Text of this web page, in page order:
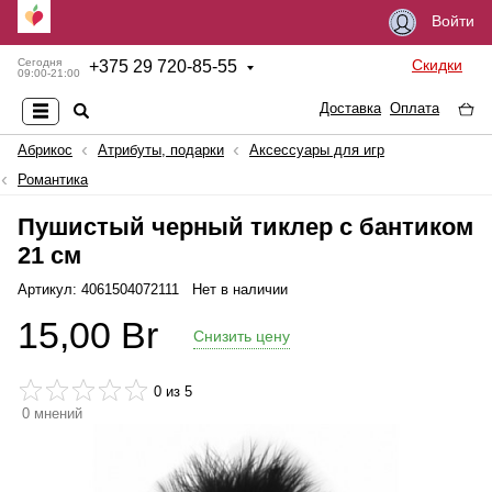
Войти
Сегодня
09:00-21:00
+375 29 720-85-55 Скидки
Доставка Оплата
Абрикос Атрибуты, подарки
Аксессуары для игр
Романтика
Пушистый черный тиклер с бантиком
21 см
Артикул: 4061504072111 Нет в наличии
15,00 Br Снизить цену
0 из 5
0 мнений